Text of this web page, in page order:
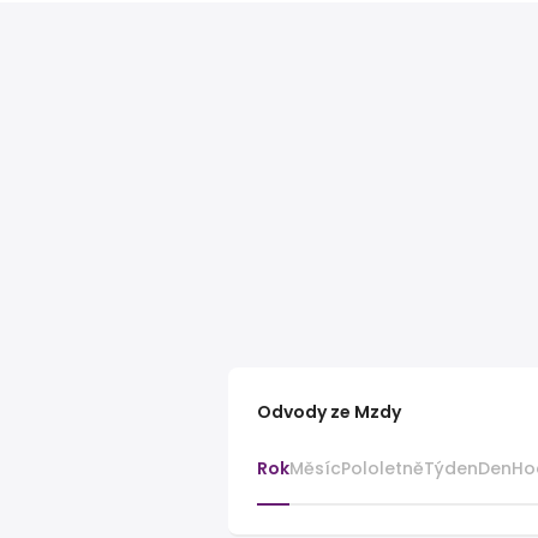
Odvody ze Mzdy
RokMěsícPololetněTýdenDen